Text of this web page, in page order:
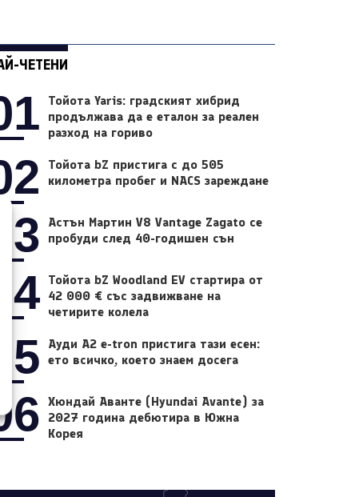
ЧЕТЕНИ
Тойота Yaris: градският хибрид
продължава да е еталон за реален
разход на гориво
Тойота bZ пристига с до 505
километра пробег и NACS зареждане
Астън Мартин V8 Vantage Zagato се
пробуди след 40-годишен сън
Тойота bZ Woodland EV стартира от
42 000 € със задвижване на
четирите колела
05
Ауди A2 e-tron пристига тази есен:
ето всичко, което знаем досега
Хюндай Аванте (Hyundai Avante) за
2027 година дебютира в Южна
Корея